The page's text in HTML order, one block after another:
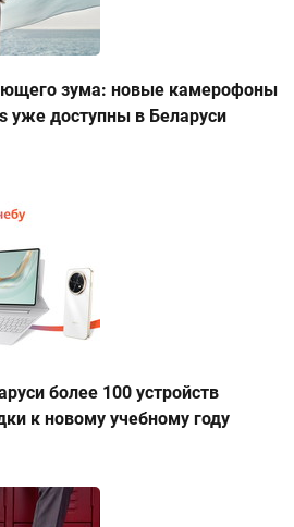
зума: новые камерофоны
уже доступны в Беларуси
более 100 устройств
к новому учебному году